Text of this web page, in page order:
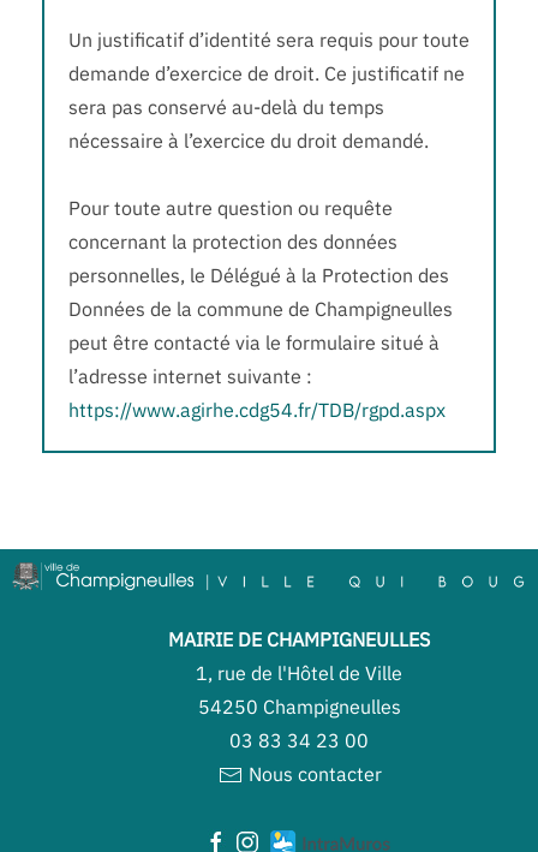
Un justificatif d’identité sera requis pour toute
demande d’exercice de droit. Ce justificatif ne
sera pas conservé au-delà du temps
nécessaire à l’exercice du droit demandé.
Pour toute autre question ou requête
concernant la protection des données
personnelles, le Délégué à la Protection des
Données de la commune de Champigneulles
peut être contacté via le formulaire situé à
l’adresse internet suivante :
https://www.agirhe.cdg54.fr/TDB/rgpd.aspx
MAIRIE DE CHAMPIGNEULLES
1, rue de l'Hôtel de Ville
54250 Champigneulles
03 83 34 23 00
Nous contacter